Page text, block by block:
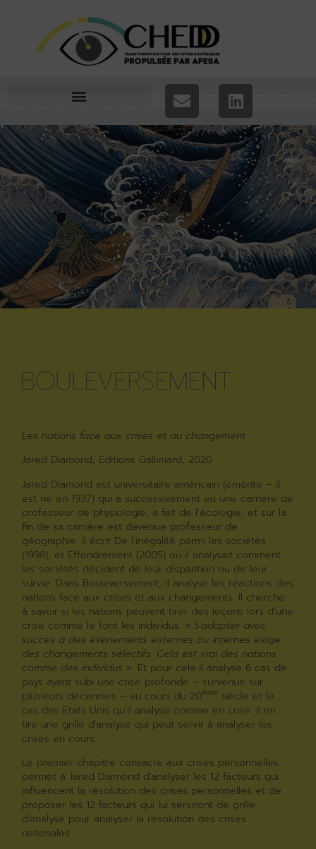
BOULEVERSEMENT
Les nations face aux crises et au changement
Jared Diamond, Editions Gallimard, 2020
Jared Diamond est universitaire américain (émérite – il
est né en 1937) qui a successivement eu une carrière de
professeur de physiologie, a fait de l’écologie, et sur la
fin de sa carrière est devenue professeur de
géographie. Il écrit De l’inégalité parmi les sociétés
(1998), et Effondrement (2005) où il analysait comment
les sociétés décident de leur disparition ou de leur
survie. Dans Bouleversement, il analyse les réactions des
nations face aux crises et aux changements. Il cherche
à savoir si les nations peuvent tirer des leçons lors d’une
crise comme le font les individus. «S’adapter avec
succès à des événements externes ou internes exige
des changements sélectifs. Cela est vrai des nations
comme des individus ». Et pour cela il analyse 6 cas de
pays ayant subi une crise profonde – survenue sur
plusieurs décennies – au cours du 20ième siècle et le
cas des Etats Unis qu’il analyse comme en crise. Il en
tire une grille d’analyse qui peut servir à analyser les
crises en cours.
Le premier chapitre consacré aux crises personnelles
permet à Jared Diamond d’analyser les 12 facteurs qui
influencent la résolution des crises personnelles et de
proposer les 12 facteurs qui lui serviront de grille
d’analyse pour analyser la résolution des crises
nationales.